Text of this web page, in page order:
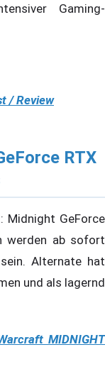
Gaming-
/ Review
RTX
Midnight GeForce
werden ab sofort
Alternate hat
und als lagernd
MIDNIGHT